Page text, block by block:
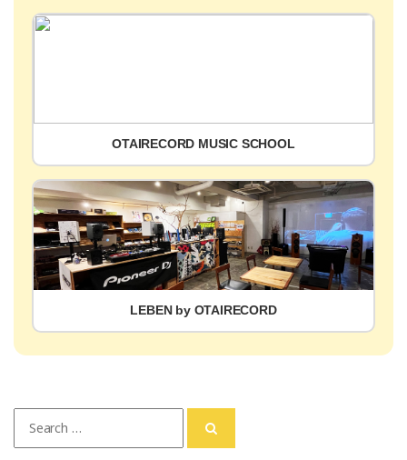
OTAIRECORD MUSIC SCHOOL
LEBEN by OTAIRECORD
for: